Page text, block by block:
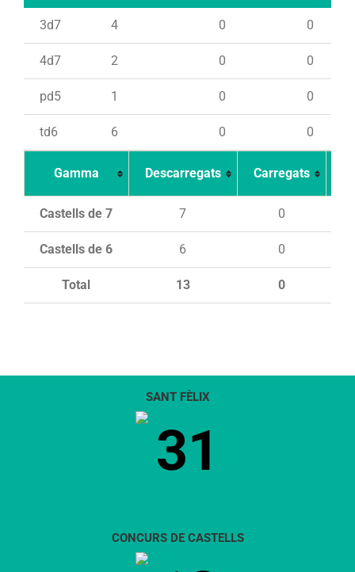
3d7 4 0 0
4d7 2 0 0
pd5 1 0 0
td6 6 0 0
Gamma Descarregats Carregats
Total 13 0
Castells de 7 7 0
Castells de 6 6 0
SANT FÈLIX
31
CONCURS DE CASTELLS